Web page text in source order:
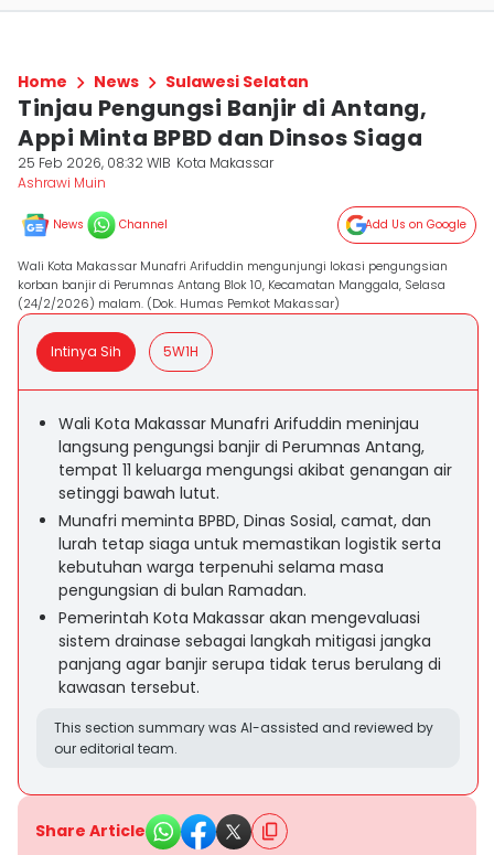
Home News Sulawesi Selatan
Tinjau Pengungsi Banjir di Antang,
Appi Minta BPBD dan Dinsos Siaga
25 Feb 2026, 08:32 WIB Kota Makassar
Ashrawi Muin
News Channel Add Us on Google
Wali Kota Makassar Munafri Arifuddin mengunjungi lokasi pengungsian
korban banjir di Perumnas Antang Blok 10, Kecamatan Manggala, Selasa
(24/2/2026) malam. (Dok. Humas Pemkot Makassar)
Intinya Sih 5W1H
Wali Kota Makassar Munafri Arifuddin meninjau
langsung pengungsi banjir di Perumnas Antang,
tempat 11 keluarga mengungsi akibat genangan air
setinggi bawah lutut.
Munafri meminta BPBD, Dinas Sosial, camat, dan
lurah tetap siaga untuk memastikan logistik serta
kebutuhan warga terpenuhi selama masa
pengungsian di bulan Ramadan.
Pemerintah Kota Makassar akan mengevaluasi
sistem drainase sebagai langkah mitigasi jangka
panjang agar banjir serupa tidak terus berulang di
kawasan tersebut.
This section summary was AI-assisted and reviewed by
our editorial team.
Share Article